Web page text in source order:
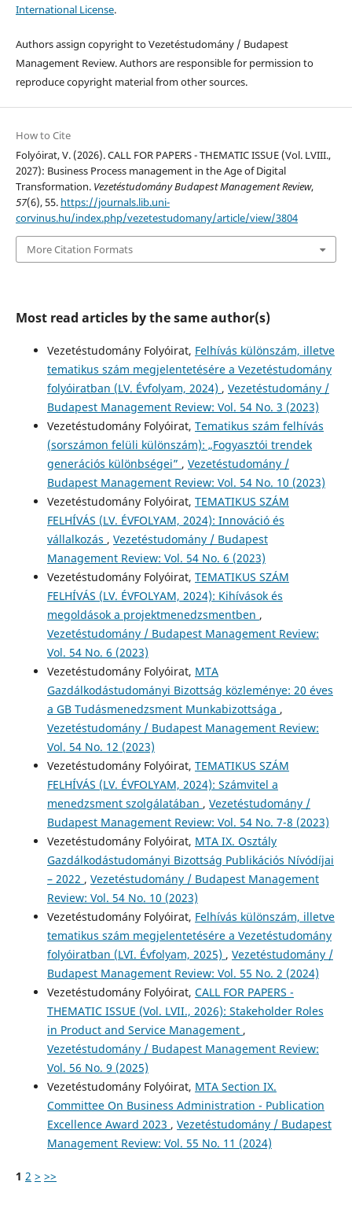
International License.
Authors assign copyright to Vezetéstudomány / Budapest
Management Review. Authors are responsible for permission to
reproduce copyright material from other sources.
How to Cite
Folyóirat, V. (2026). CALL FOR PAPERS - THEMATIC ISSUE (Vol. LVIII.,
2027): Business Process management in the Age of Digital
Transformation. Vezetéstudomány Budapest Management Review,
57(6), 55. https://journals.lib.uni-
corvinus.hu/index.php/vezetestudomany/article/view/3804
More Citation Formats
Most read articles by the same author(s)
Vezetéstudomány Folyóirat, Felhívás különszám, illetve
tematikus szám megjelentetésére a Vezetéstudomány
folyóiratban (LV. Évfolyam, 2024) , Vezetéstudomány /
Budapest Management Review: Vol. 54 No. 3 (2023)
Vezetéstudomány Folyóirat, Tematikus szám felhívás
(sorszámon felüli különszám): „Fogyasztói trendek
generációs különbségei” , Vezetéstudomány /
Budapest Management Review: Vol. 54 No. 10 (2023)
Vezetéstudomány Folyóirat, TEMATIKUS SZÁM
FELHÍVÁS (LV. ÉVFOLYAM, 2024): Innováció és
vállalkozás , Vezetéstudomány / Budapest
Management Review: Vol. 54 No. 6 (2023)
Vezetéstudomány Folyóirat, TEMATIKUS SZÁM
FELHÍVÁS (LV. ÉVFOLYAM, 2024): Kihívások és
megoldások a projektmenedzsmentben ,
Vezetéstudomány / Budapest Management Review:
Vol. 54 No. 6 (2023)
Vezetéstudomány Folyóirat, MTA
Gazdálkodástudományi Bizottság közleménye: 20 éves
a GB Tudásmenedzsment Munkabizottsága ,
Vezetéstudomány / Budapest Management Review:
Vol. 54 No. 12 (2023)
Vezetéstudomány Folyóirat, TEMATIKUS SZÁM
FELHÍVÁS (LV. ÉVFOLYAM, 2024): Számvitel a
menedzsment szolgálatában , Vezetéstudomány /
Budapest Management Review: Vol. 54 No. 7-8 (2023)
Vezetéstudomány Folyóirat, MTA IX. Osztály
Gazdálkodástudományi Bizottság Publikációs Nívódíjai
– 2022 , Vezetéstudomány / Budapest Management
Review: Vol. 54 No. 10 (2023)
Vezetéstudomány Folyóirat, Felhívás különszám, illetve
tematikus szám megjelentetésére a Vezetéstudomány
folyóiratban (LVI. Évfolyam, 2025) , Vezetéstudomány /
Budapest Management Review: Vol. 55 No. 2 (2024)
Vezetéstudomány Folyóirat, CALL FOR PAPERS -
THEMATIC ISSUE (Vol. LVII., 2026): Stakeholder Roles
in Product and Service Management ,
Vezetéstudomány / Budapest Management Review:
Vol. 56 No. 9 (2025)
Vezetéstudomány Folyóirat, MTA Section IX.
Committee On Business Administration - Publication
Excellence Award 2023 , Vezetéstudomány / Budapest
Management Review: Vol. 55 No. 11 (2024)
1 2 > >>